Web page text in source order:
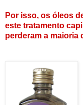
Por isso, os óleos
este tratamento
perderam a maioria